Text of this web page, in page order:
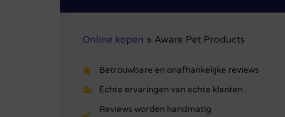
Online kopen » Aware Pet Products
Betrouwbare en onafhankelijke reviews
Echte ervaringen van echte klanten
Reviews worden handmatig